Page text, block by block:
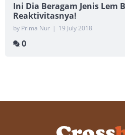
Ini Dia Beragam Jenis Lem
Reaktivitasnya!
by Prima Nur | 19 July 2018
0